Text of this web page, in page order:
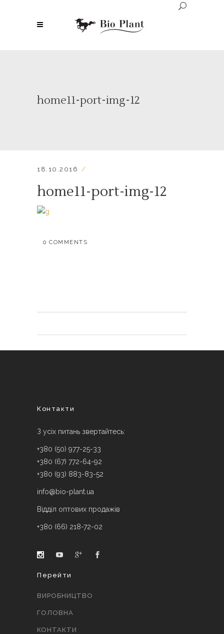
home11-port-img-12
18.10.2016
home11-port-img-12
0 COMMENTS
Контакти
З усіх питань звертайтесь:
+380 (50) 977-25-33
+380 (67) 772-64-92
+380 (93) 883-83-52
info@bio-plant.ua
Відділ оптових продажів
+380 (66) 218-72-02
Перейти
ВИРОБНИЦТВО
ГОЛОВНА
КОНТАКТИ